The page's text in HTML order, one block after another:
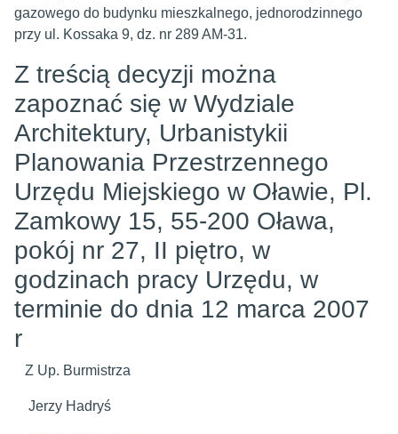
gazowego do budynku mieszkalnego, jednorodzinnego
przy ul. Kossaka 9, dz. nr 289 AM-31.
Z treścią decyzji można
zapoznać się w Wydziale
Architektury, Urbanistykii
Planowania Przestrzennego
Urzędu Miejskiego w Oławie, Pl.
Zamkowy 15, 55-200 Oława,
pokój nr 27, II piętro, w
godzinach pracy Urzędu, w
terminie do dnia 12 marca 2007
r
Z Up. Burmistrza
Jerzy Hadryś